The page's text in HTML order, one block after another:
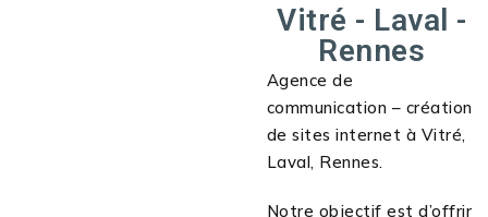
Vitré - Laval -
Rennes
Agence de
communication – création
de sites internet à Vitré,
Laval, Rennes.
Notre objectif est d’offrir